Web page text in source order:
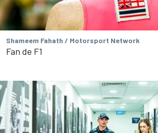
Shameem Fahath / Motorsport Network
Fan de F1